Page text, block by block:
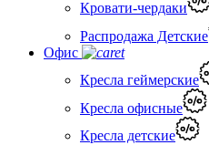
Кровати-чердаки
Распродажа Детские
Офис
Кресла геймерские
Кресла офисные
Кресла детские